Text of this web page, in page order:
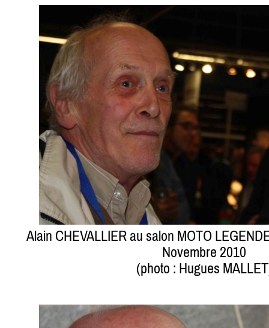
Alain CHEVALLIER au salon MOTO
Novembre 2010
(photo : Hugues